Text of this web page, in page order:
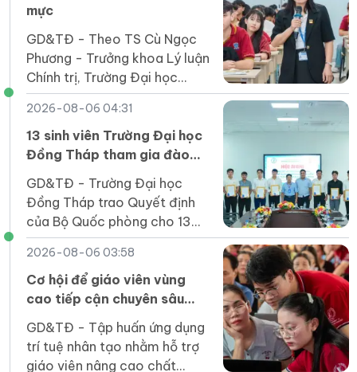
mực
GD&TĐ - Theo TS Cù Ngọc
Phương - Trưởng khoa Lý luận
Chính trị, Trường Đại học
Nguyễn Tất Thành, muốn hình
thành hệ giá trị và chuẩn mực
con người Việt Nam, nhà
trường phải tạo môi trường
nghiệm, phản tư, tự chịu trách
nhiệm với lựa chọn của mình.
2026-08-06 04:31
13 sinh viên Trường Đại học
Đồng Tháp tham gia đào
tạo sĩ quan dự bị năm 2026
GD&TĐ - Trường Đại học
Đồng Tháp trao Quyết định
của Bộ Quốc phòng cho 13
sinh viên đã tốt nghiệp tham
gia đào tạo sĩ quan dự bị năm
2026.
2026-08-06 03:58
Cơ hội để giáo viên vùng
cao tiếp cận chuyên sâu
các công cụ AI
GD&TĐ - Tập huấn ứng dụng
trí tuệ nhân tạo nhằm hỗ trợ
giáo viên nâng cao chất